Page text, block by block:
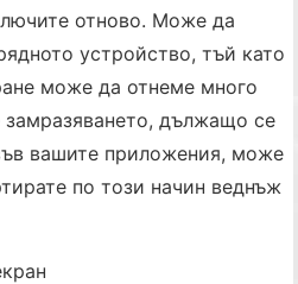
отново. Може да
устройство, тъй като
може да отнеме много
замразяването, дължащо се
вашите приложения, може
по този начин веднъж